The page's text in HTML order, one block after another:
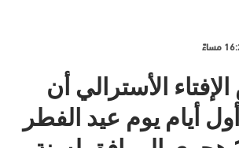
الأسترالي أن
أيام يوم عيد الفطر